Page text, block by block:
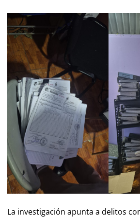
La investigación apunta a delitos